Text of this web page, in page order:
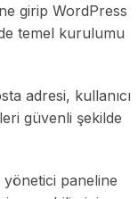
girip WordPress
temel kurulumu
adresi, kullanıcı
güvenli şekilde
yönetici paneline